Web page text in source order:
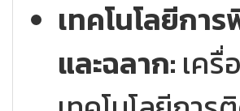
เทคโนโลยีกา
และฉลาก: เค